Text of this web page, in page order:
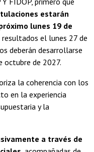
estarán
lunes 19 de
resultados el lunes 27 de
deberán desarrollarse
octubre de 2027.
la coherencia con los
en la experiencia
y la
a través de